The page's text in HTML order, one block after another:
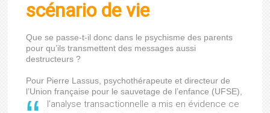
scénario de vie
Que se passe-t-il donc dans le psychisme des parents
pour qu’ils transmettent des messages aussi
destructeurs ?
Pour Pierre Lassus, psychothérapeute et directeur de
l’Union française pour le sauvetage de l’enfance (UFSE),
l’analyse transactionnelle a mis en évidence ce